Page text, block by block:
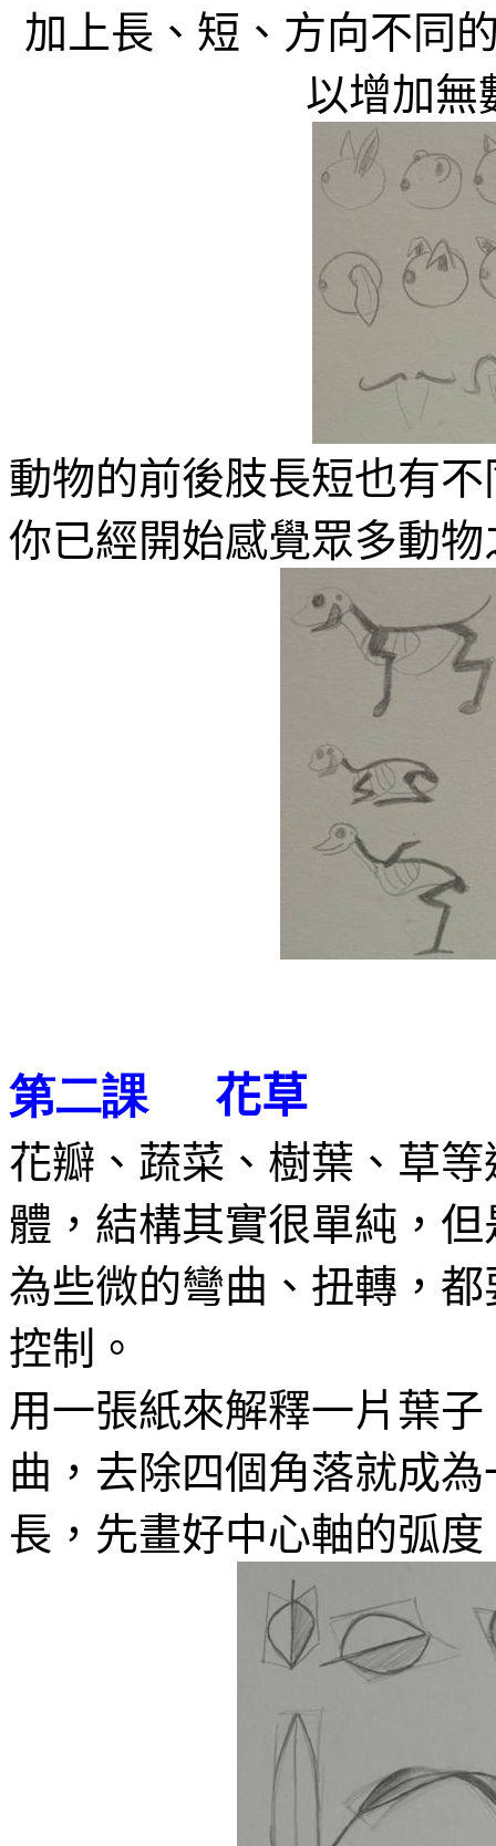
加上長、短、方向不同
以增加無
動物的前後肢長短也有
你已經開始感覺眾多動
第二課 花草
花瓣、蔬菜、樹葉、草
體，結構其實很單純，
為些微的彎曲、扭轉，
控制。
用一張紙來解釋一片葉
曲，去除四個角落就成
長，先畫好中心軸的弧